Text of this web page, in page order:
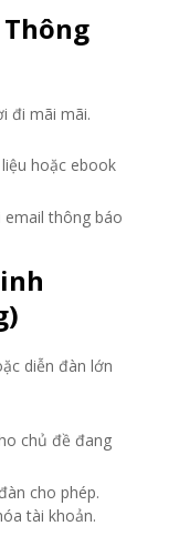
đi mãi mãi.
hoặc ebook
email thông báo
diễn đàn lớn
chủ đề đang
cho phép.
tài khoản.